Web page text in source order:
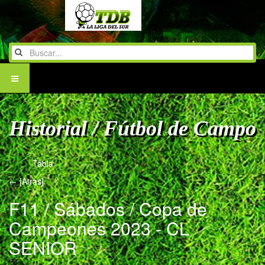
Historial / Fútbol de Campo
Tabla
← [Atras]
F11 / Sábados / Copa de
Campeones 2023 - CL
SENIOR